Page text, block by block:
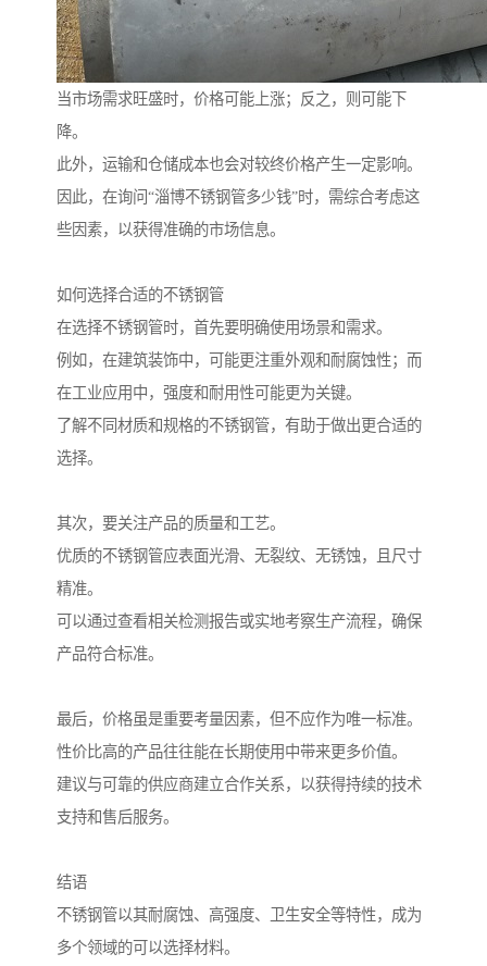
当市场需求旺盛时，价格可能上涨；反之，则可能下
降。
此外，运输和仓储成本也会对较终价格产生一定影响。
因此，在询问“淄博不锈钢管多少钱”时，需综合考虑这
些因素，以获得准确的市场信息。
如何选择合适的不锈钢管
在选择不锈钢管时，首先要明确使用场景和需求。
例如，在建筑装饰中，可能更注重外观和耐腐蚀性；而
在工业应用中，强度和耐用性可能更为关键。
了解不同材质和规格的不锈钢管，有助于做出更合适的
选择。
其次，要关注产品的质量和工艺。
优质的不锈钢管应表面光滑、无裂纹、无锈蚀，且尺寸
精准。
可以通过查看相关检测报告或实地考察生产流程，确保
产品符合标准。
最后，价格虽是重要考量因素，但不应作为唯一标准。
性价比高的产品往往能在长期使用中带来更多价值。
建议与可靠的供应商建立合作关系，以获得持续的技术
支持和售后服务。
结语
不锈钢管以其耐腐蚀、高强度、卫生安全等特性，成为
多个领域的可以选择材料。